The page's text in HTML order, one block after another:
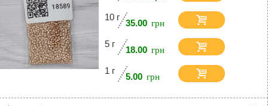
10 г
35.00
5 г
18.00
1 г
5.00